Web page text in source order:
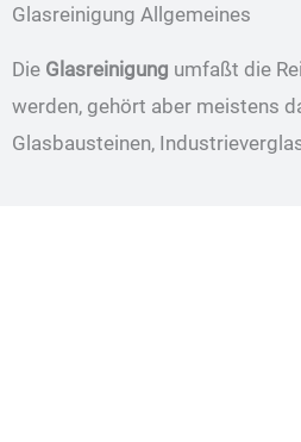
Glasreinigung Allgemeines
Die Glasreinigung umfaßt die
werden, gehört aber meistens
Glasbausteinen,